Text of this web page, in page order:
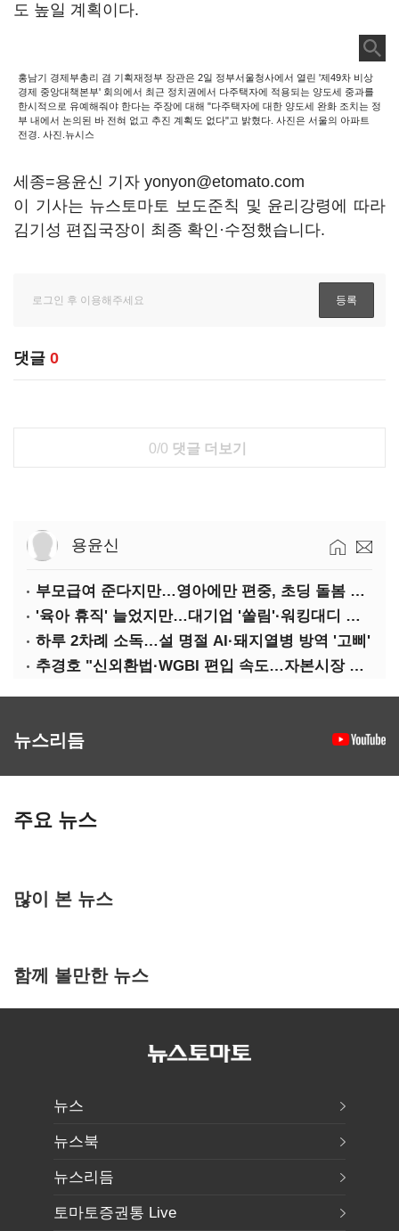
도 높일 계획이다.
홍남기 경제부총리 겸 기획재정부 장관은 2일 정부서울청사에서 열린 '제49차 비상
경제 중앙대책본부' 회의에서 최근 정치권에서 다주택자에 적용되는 양도세 중과를
한시적으로 유예해줘야 한다는 주장에 대해 "다주택자에 대한 양도세 완화 조치는 정
부 내에서 논의된 바 전혀 없고 추진 계획도 없다"고 밝혔다. 사진은 서울의 아파트
전경. 사진.뉴시스
세종=용윤신 기자 yonyon@etomato.com
이 기사는 뉴스토마토 보도준칙 및 윤리강령에 따라
김기성 편집국장이 최종 확인·수정했습니다.
댓글 0
0/0 댓글 더보기
용윤신
부모급여 준다지만…영아에만 편중, 초딩 돌봄 절실
'육아 휴직' 늘었지만…대기업 '쏠림'·워킹대디 여전히 '저조'
하루 2차례 소독…설 명절 AI·돼지열병 방역 '고삐'
추경호 "신외환법·WGBI 편입 속도…자본시장 투자환경 개선"
뉴스리듬
주요 뉴스
많이 본 뉴스
함께 볼만한 뉴스
뉴스
뉴스북
뉴스리듬
토마토증권통 Live